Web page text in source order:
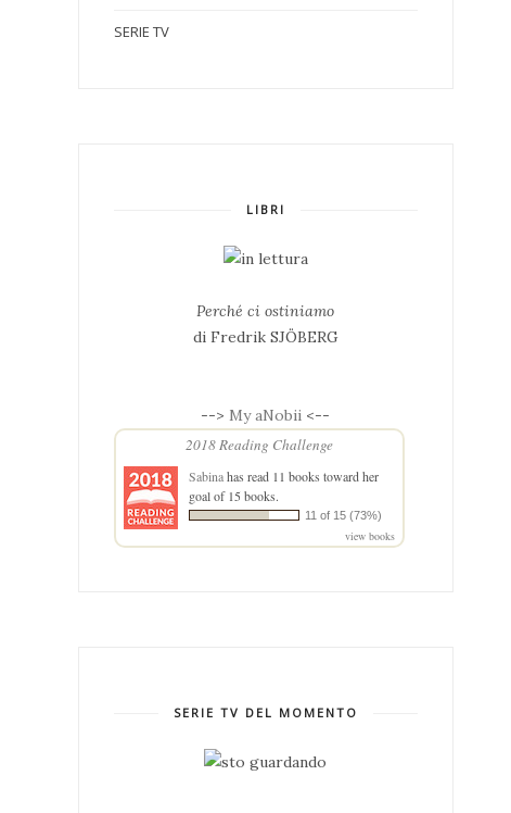
SERIE TV
LIBRI
Perché ci ostiniamo
di Fredrik SJÖBERG
-->My aNobii <--
2018 Reading Challenge
Sabinahas read 11 books toward her
goal of 15 books.
11 of 15 (73%)
view books
SERIE TV DEL MOMENTO